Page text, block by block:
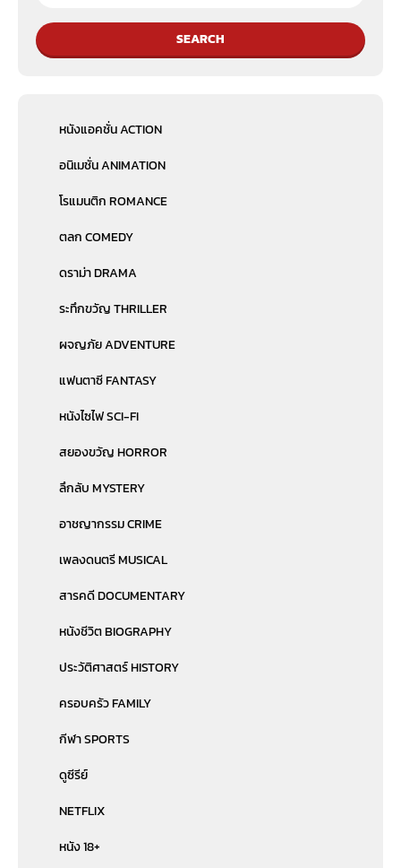
SEARCH
หนังแอคชั่น ACTION
อนิเมชั่น ANIMATION
โรแมนติก ROMANCE
ตลก COMEDY
ดราม่า DRAMA
ระทึกขวัญ THRILLER
ผจญภัย ADVENTURE
แฟนตาซี FANTASY
หนังไซไฟ SCI-FI
สยองขวัญ HORROR
ลึกลับ MYSTERY
อาชญากรรม CRIME
เพลงดนตรี MUSICAL
สารคดี DOCUMENTARY
หนังชีวิต BIOGRAPHY
ประวัติศาสตร์ HISTORY
ครอบครัว FAMILY
กีฬา SPORTS
ดูซีรีย์
NETFLIX
หนัง 18+